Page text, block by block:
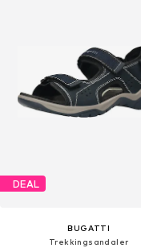
DEAL
BUGATTI
Trekkingsandaler